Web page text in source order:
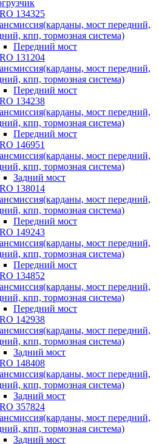
134325
мост передний,
кпп, тормозная система)
Передний мост
131204
мост передний,
кпп, тормозная система)
Передний мост
134238
мост передний,
кпп, тормозная система)
Передний мост
146951
мост передний,
кпп, тормозная система)
Задний мост
138014
мост передний,
кпп, тормозная система)
Передний мост
149243
мост передний,
кпп, тормозная система)
Передний мост
134852
мост передний,
кпп, тормозная система)
Передний мост
142938
мост передний,
кпп, тормозная система)
Задний мост
148408
мост передний,
кпп, тормозная система)
Задний мост
357824
мост передний,
кпп, тормозная система)
Задний мост